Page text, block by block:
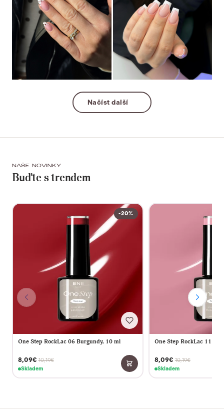
Načíst další
NAŠE NOVINKY
Buďte s trendem
-20%
One Step RockLac 06 Burgundy, 10 ml
8,09€ 10,19€
Skladem
One Step RockLac 11
8,09€ 10,19€
Skladem